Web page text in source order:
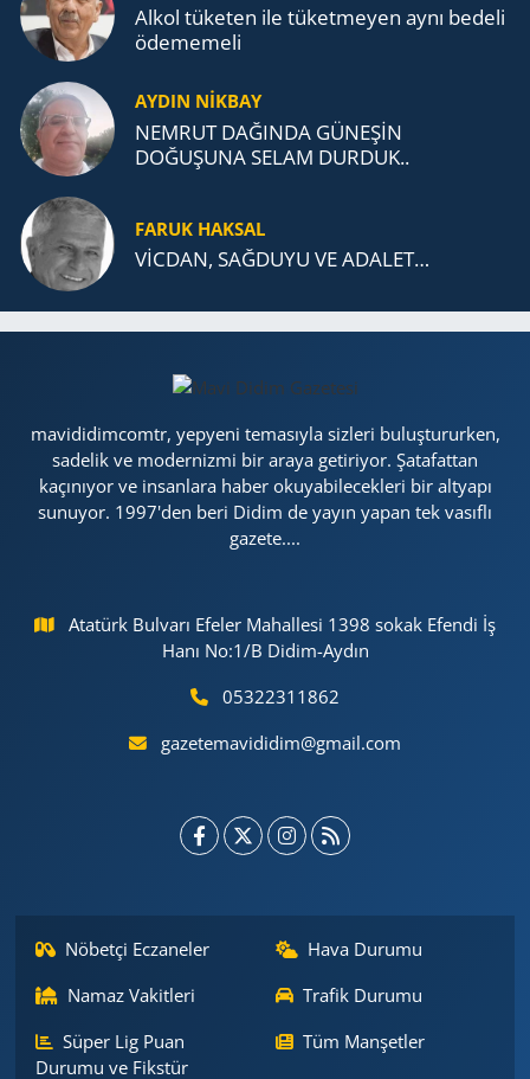
Alkol tü­ke­ten ile tü­ket­me­yen aynı be­de­li
öde­me­me­li
AYDIN NİKBAY
NEMRUT DAĞINDA GÜNEŞİN
DOĞUŞUNA SELAM DURDUK..
FARUK HAKSAL
VİCDAN, SAĞ­DU­YU VE ADA­LET…
mavididimcomtr, yepyeni temasıyla sizleri buluştururken,
sadelik ve modernizmi bir araya getiriyor. Şatafattan
kaçınıyor ve insanlara haber okuyabilecekleri bir altyapı
sunuyor. 1997'den beri Didim de yayın yapan tek vasıflı
gazete....
Atatürk Bulvarı Efeler Mahallesi 1398 sokak Efendi İş
Hanı No:1/B Didim-Aydın
05322311862
gazetemavididim@gmail.com
Nöbetçi Eczaneler
Hava Durumu
Namaz Vakitleri
Trafik Durumu
Süper Lig Puan
Durumu ve Fikstür
Tüm Manşetler